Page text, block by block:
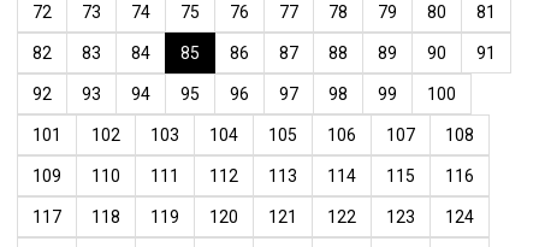
72 73 74 75 76 77 78 79 80 81
82 83 84 85 86 87 88 89 90 91
92 93 94 95 96 97 98 99 100
101 102 103 104 105 106 107 108
109 110 111 112 113 114 115 116
117 118 119 120 121 122 123 124